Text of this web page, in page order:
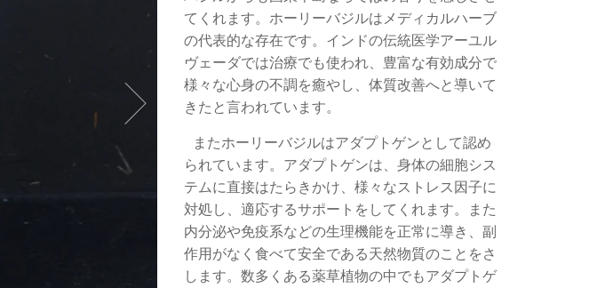
てくれます。 ホーリーバジルはメディカルハーブ
の代表的な存在です。インドの伝統医学アーユル
ヴェーダでは治療でも使われ、豊富な有効成分で
様々な心身の不調を癒やし、体質改善へと導いて
きたと言われています。
またホーリーバジルはアダプトゲンとして認め
られています。 アダプトゲンは、身体の細胞シス
テムに直接はたらきかけ、様々なストレス因子に
対処し、適応するサポートをしてくれます。また
内分泌や免疫系などの生理機能を正常に導き、副
作用がなく食べて安全である天然物質のことをさ
します。数多くある薬草植物の中でもアダプトゲ